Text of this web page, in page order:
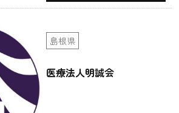
島根県
医療法人明誠会